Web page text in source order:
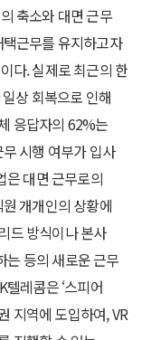
축소와 대면 근무
근무를 유지하고자
다. 실제로 최근의 한
상 회복으로 인해
응답자의 62%는
시행 여부가 입사
은 대면 근무로의
개개인의 상황에
드 방식이나 본사
는 등의 새로운 근무
레콤은 ‘스피어
지역에 도입하여, VR